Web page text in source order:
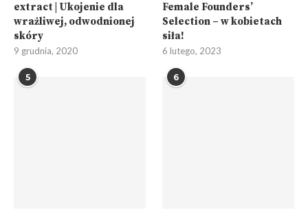
extract | Ukojenie dla
wrażliwej, odwodnionej
skóry
9 grudnia, 2020
Female Founders’
Selection – w kobietach
siła!
6 lutego, 2023
5 6